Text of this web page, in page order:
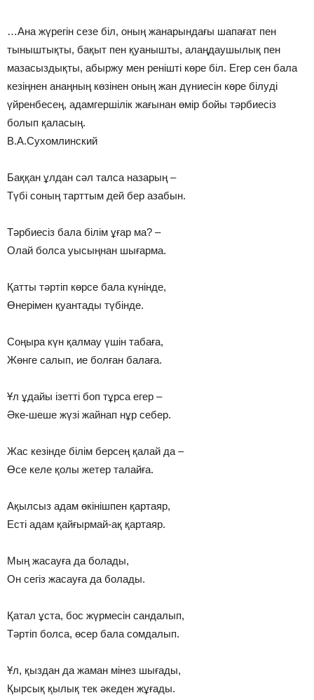
…Ана жүрегін сезе біл, оның жанарындағы шапағат пен
тыныштықты, бақыт пен қуанышты, алаңдаушылық пен
мазасыздықты, абыржу мен ренішті көре біл. Егер сен бала
кезіңнен анаңның көзінен оның жан дүниесін көре білуді
үйренбесең, адамгершілік жағынан өмір бойы тәрбиесіз
болып қаласың.
В.А.Сухомлинский
Баққан ұлдан сәл талса назарың –
Түбі соның тарттым дей бер азабын.
Тәрбиесіз бала білім ұғар ма? –
Олай болса уысыңнан шығарма.
Қатты тәртіп көрсе бала күнінде,
Өнерімен қуантады түбінде.
Соңыра күн қалмау үшін табаға,
Жөнге салып, ие болған балаға.
Ұл ұдайы ізетті боп тұрса егер –
Әке-шеше жүзі жайнап нұр себер.
Жас кезінде білім берсең қалай да –
Өсе келе қолы жетер талайға.
Ақылсыз адам өкінішпен қартаяр,
Есті адам қайғырмай-ақ қартаяр.
Мың жасауға да болады,
Он сегіз жасауға да болады.
Қатал ұста, бос жүрмесін сандалып,
Тәртіп болса, өсер бала сомдалып.
Ұл, қыздан да жаман мінез шығады,
Қырсық қылық тек әкеден жұғады.